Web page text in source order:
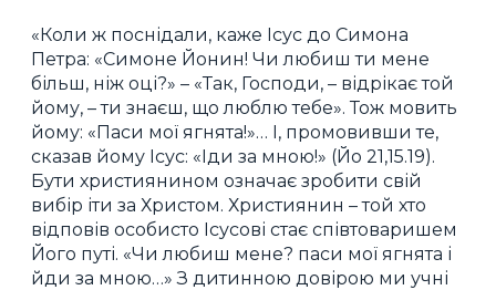
«Коли ж поснідали, каже Ісус до Симона
Петра: «Симоне Йонин! Чи любиш ти мене
більш, ніж оці?» – «Так, Господи, – відрікає той
йому, – ти знаєш, що люблю тебе». Тож мовить
йому: «Паси мої ягнята!»… І, промовивши те,
сказав йому Ісус: «Іди за мною!» (Йо 21,15.19).
Бути християнином означає зробити свій
вибір іти за Христом. Християнин – той хто
відповів особисто Ісусові стає співтоваришем
Його путі. «Чи любиш мене? паси мої ягнята і
йди за мною…» З дитинною довірою ми учні